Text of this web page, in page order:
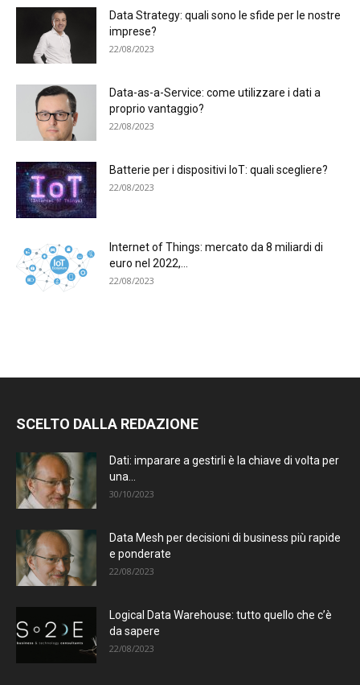
Data Strategy: quali sono le sfide per le nostre
imprese?
22/08/2023
Data-as-a-Service: come utilizzare i dati a
proprio vantaggio?
22/08/2023
Batterie per i dispositivi IoT: quali scegliere?
22/08/2023
Internet of Things: mercato da 8 miliardi di
euro nel 2022,...
22/08/2023
SCELTO DALLA REDAZIONE
Dati: imparare a gestirli è la chiave di volta per
una...
30/10/2023
Data Mesh per decisioni di business più rapide
e ponderate
22/08/2023
Logical Data Warehouse: tutto quello che c’è
da sapere
22/08/2023